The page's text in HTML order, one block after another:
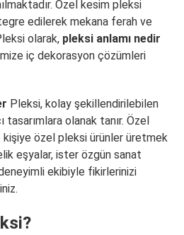
Özel kesim pleksi
edilerek mekana ferah ve
olarak, pleksi anlamı nedir
iç dekorasyon çözümleri
Pleksi, kolay şekillendirilebilen
tasarımlara olanak tanır. Özel
kişiye özel pleksi ürünler üretmek
eşyalar, ister özgün sanat
ekibiyle fikirlerinizi